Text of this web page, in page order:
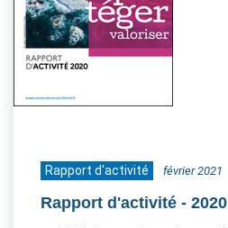
Rapport d'activité février 2021
Rapport d'activité - 2020